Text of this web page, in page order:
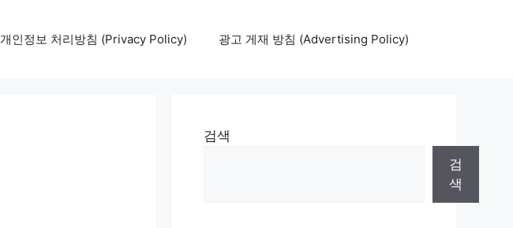
개인정보 처리방침 (Privacy Policy) 광고 게재 방침 (Advertising Policy)
검색
검
색